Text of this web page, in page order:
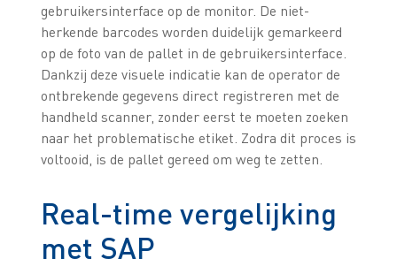
gebruikersinterface op de monitor. De niet-
herkende barcodes worden duidelijk gemarkeerd
op de foto van de pallet in de gebruikersinterface.
Dankzij deze visuele indicatie kan de operator de
ontbrekende gegevens direct registreren met de
handheld scanner, zonder eerst te moeten zoeken
naar het problematische etiket. Zodra dit proces is
voltooid, is de pallet gereed om weg te zetten.
Real-time vergelijking
met SAP